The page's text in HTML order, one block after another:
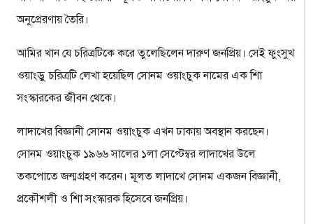
অনুপ্রেরণায় তৈরি।
আমির খান যে চরিত্রটিকে করে তুলেছিলেন দারুণ জনপ্রিয়। সেই ফুংসুখ
ওয়াংড়ু চরিত্রটি লেখা হয়েছিল সোনম ওয়াংচুক নামের এক শিা
সংস্কারকের জীবন থেকে।
লাদাখের বিজ্ঞানী সোনম ওয়াংচুক এখন ঢাকায় অবস্থান করছেন।
সোনম ওয়াংচুক ১৯৬৬ সালের ১লা সেপ্টেম্বর লাদাখের উলে
তকপোতে জন্মগ্রহণ করেন। মূলত লাদাখে সোনম একজন বিজ্ঞানী,
প্রকৌশলী ও শিা সংস্কারক হিসেবে জনপ্রিয়।